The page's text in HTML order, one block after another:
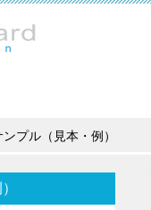
ンプル（見本・例）